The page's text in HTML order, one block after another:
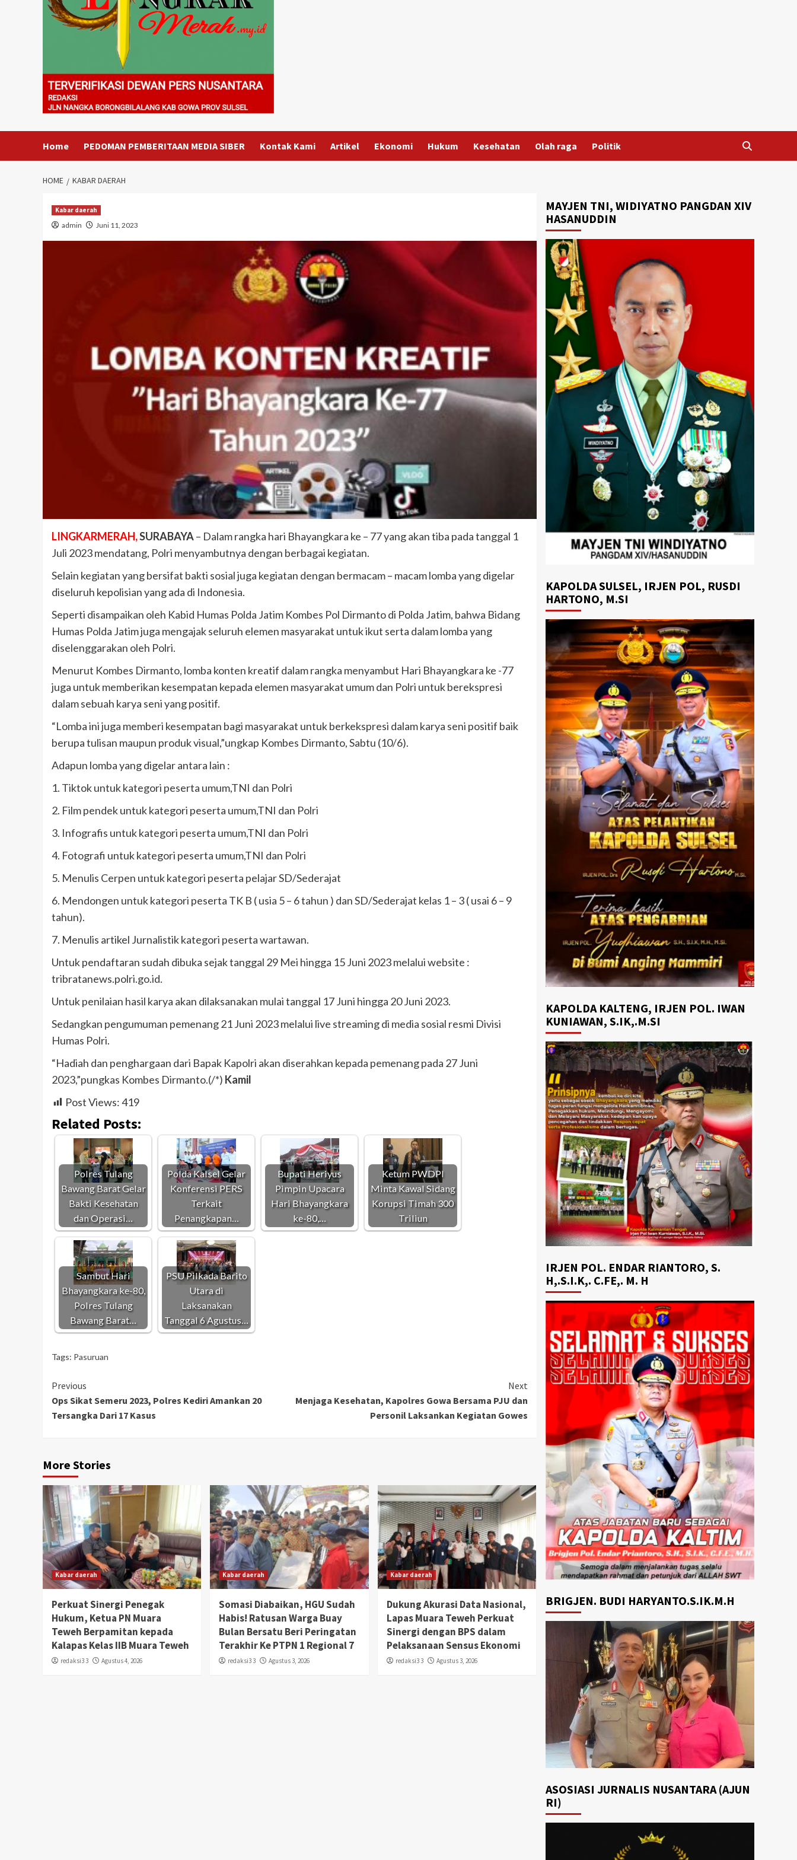
Home PEDOMAN PEMBERITAAN MEDIA SIBER Kontak Kami Artikel Ekonomi Hukum Kesehatan Olah raga Politik
HOME KABAR DAERAH
Kabar daerah
admin Juni 11, 2023
LINGKARMERAH,SURABAYA– Dalam rangka hari Bhayangkara ke – 77 yang akan tiba pada tanggal 1
Juli 2023 mendatang, Polri menyambutnya dengan berbagai kegiatan.
Selain kegiatan yang bersifat bakti sosial juga kegiatan dengan bermacam – macam lomba yang digelar
diseluruh kepolisian yang ada di Indonesia.
Seperti disampaikan oleh Kabid Humas Polda Jatim Kombes Pol Dirmanto di Polda Jatim, bahwa Bidang
Humas Polda Jatim juga mengajak seluruh elemen masyarakat untuk ikut serta dalam lomba yang
diselenggarakan oleh Polri.
Menurut Kombes Dirmanto, lomba konten kreatif dalam rangka menyambut Hari Bhayangkara ke -77
juga untuk memberikan kesempatan kepada elemen masyarakat umum dan Polri untuk berekspresi
dalam sebuah karya seni yang positif.
“Lomba ini juga memberi kesempatan bagi masyarakat untuk berkekspresi dalam karya seni positif baik
berupa tulisan maupun produk visual,”ungkap Kombes Dirmanto, Sabtu (10/6).
Adapun lomba yang digelar antara lain :
1. Tiktok untuk kategori peserta umum,TNI dan Polri
2. Film pendek untuk kategori peserta umum,TNI dan Polri
3. Infografis untuk kategori peserta umum,TNI dan Polri
4. Fotografi untuk kategori peserta umum,TNI dan Polri
5. Menulis Cerpen untuk kategori peserta pelajar SD/Sederajat
6. Mendongen untuk kategori peserta TK B ( usia 5 – 6 tahun ) dan SD/Sederajat kelas 1 – 3 ( usai 6 – 9
tahun).
7. Menulis artikel Jurnalistik kategori peserta wartawan.
Untuk pendaftaran sudah dibuka sejak tanggal 29 Mei hingga 15 Juni 2023 melalui website :
tribratanews.polri.go.id.
Untuk penilaian hasil karya akan dilaksanakan mulai tanggal 17 Juni hingga 20 Juni 2023.
Sedangkan pengumuman pemenang 21 Juni 2023 melalui live streaming di media sosial resmi Divisi
Humas Polri.
“Hadiah dan penghargaan dari Bapak Kapolri akan diserahkan kepada pemenang pada 27 Juni
2023,”pungkas Kombes Dirmanto.(/*) Kamil
Post Views:419
Related Posts:
Polres Tulang
Bawang Barat Gelar
Bakti Kesehatan
dan Operasi…
Polda Kalsel Gelar
Konferensi PERS
Terkait
Penangkapan…
Bupati Heriyus
Pimpin Upacara
Hari Bhayangkara
ke-80,…
Ketum PWDPI
Minta Kawal Sidang
Korupsi Timah 300
Triliun
Sambut Hari
Bhayangkara ke-80,
Polres Tulang
Bawang Barat…
PSU Pilkada Barito
Utara di
Laksanakan
Tanggal 6 Agustus…
Tags: Pasuruan
Continue
Reading
Previous
Ops Sikat Semeru 2023, Polres Kediri Amankan 20
Tersangka Dari 17 Kasus
Next
Menjaga Kesehatan, Kapolres Gowa Bersama PJU dan
Personil Laksankan Kegiatan Gowes
More Stories
Kabar daerah
Perkuat Sinergi Penegak
Hukum, Ketua PN Muara
Teweh Berpamitan kepada
Kalapas Kelas IIB Muara Teweh
redaksi3 3 Agustus 4, 2026
Kabar daerah
Somasi Diabaikan, HGU Sudah
Habis! Ratusan Warga Buay
Bulan Bersatu Beri Peringatan
Terakhir Ke PTPN 1 Regional 7
redaksi3 3 Agustus 3, 2026
Kabar daerah
Dukung Akurasi Data Nasional,
Lapas Muara Teweh Perkuat
Sinergi dengan BPS dalam
Pelaksanaan Sensus Ekonomi
redaksi3 3 Agustus 3, 2026
MAYJEN TNI, WIDIYATNO PANGDAN XIV
HASANUDDIN
KAPOLDA SULSEL, IRJEN POL, RUSDI
HARTONO, M.SI
KAPOLDA KALTENG, IRJEN POL. IWAN
KUNIAWAN, S.IK,.M.SI
IRJEN POL. ENDAR RIANTORO, S.
H,.S.I.K,. C.FE,. M. H
BRIGJEN. BUDI HARYANTO.S.IK.M.H
ASOSIASI JURNALIS NUSANTARA (AJUN
RI)